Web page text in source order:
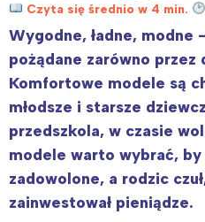
Czyta się średnio w 4 min.
Wygodne, ładne, modne
pożądane zarówno
Komfortowe modele są
młodsze i starsze
przedszkola, w czasie
modele warto wybrać, by
zadowolone, a rodzic
zainwestował pieniądze.